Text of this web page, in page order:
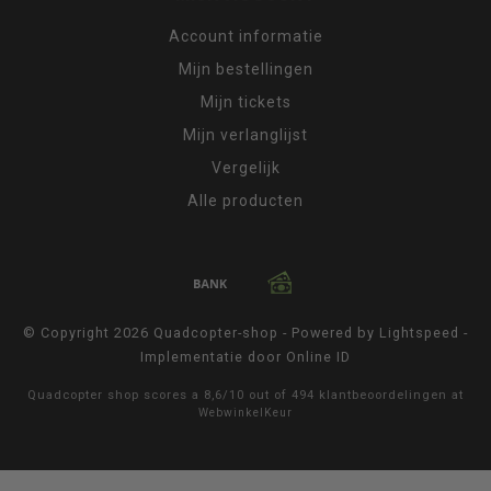
Account informatie
Mijn bestellingen
Mijn tickets
Mijn verlanglijst
Vergelijk
Alle producten
© Copyright 2026 Quadcopter-shop - Powered by Lightspeed -
Implementatie door Online ID
Quadcopter shop scores a 8,6/ 10 out of 494 klantbeoordelingen at
WebwinkelKeur